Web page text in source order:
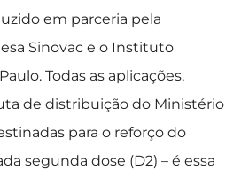
em parceria pela
Sinovac e o Instituto
Todas as aplicações,
de distribuição do Ministério
para o reforço do
segunda dose (D2) – é essa